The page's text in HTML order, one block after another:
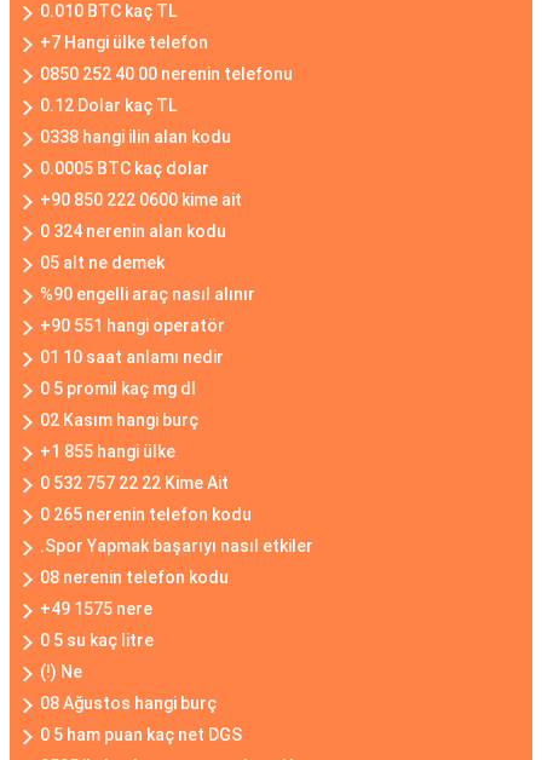
0.010 BTC kaç TL
+7 Hangi ülke telefon
0850 252 40 00 nerenin telefonu
0.12 Dolar kaç TL
0338 hangi ilin alan kodu
0.0005 BTC kaç dolar
+90 850 222 0600 kime ait
0 324 nerenin alan kodu
05 alt ne demek
%90 engelli araç nasıl alınır
+90 551 hangi operatör
01 10 saat anlamı nedir
0 5 promil kaç mg dl
02 Kasım hangi burç
+1 855 hangi ülke
0 532 757 22 22 Kime Ait
0 265 nerenin telefon kodu
.Spor Yapmak başarıyı nasıl etkiler
08 nerenin telefon kodu
+49 1575 nere
0 5 su kaç litre
(!) Ne
08 Ağustos hangi burç
0 5 ham puan kaç net DGS